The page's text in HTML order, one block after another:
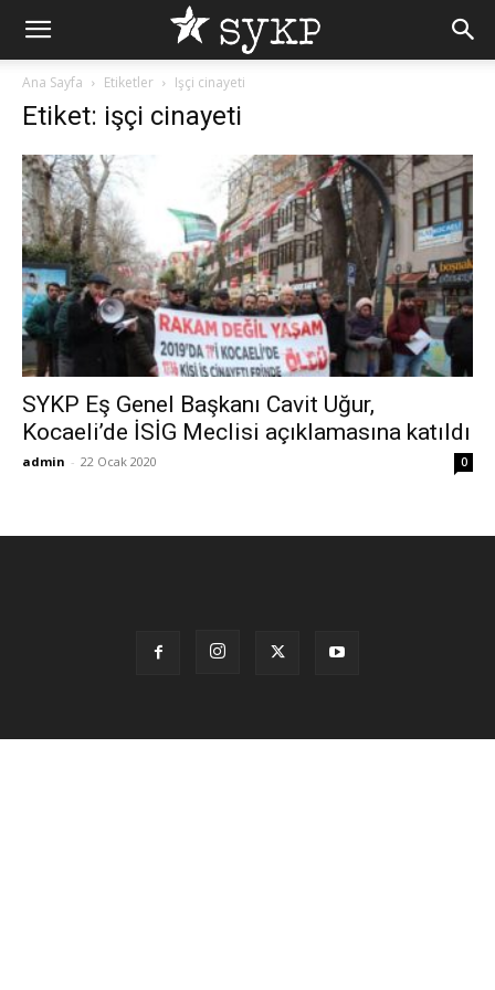
Ana Sayfa Etiketler Işçi cinayeti
Etiket: işçi cinayeti
SYKP Eş Genel Başkanı Cavit Uğur,
Kocaeli’de İSİG Meclisi açıklamasına katıldı
admin - 22 Ocak 2020 0